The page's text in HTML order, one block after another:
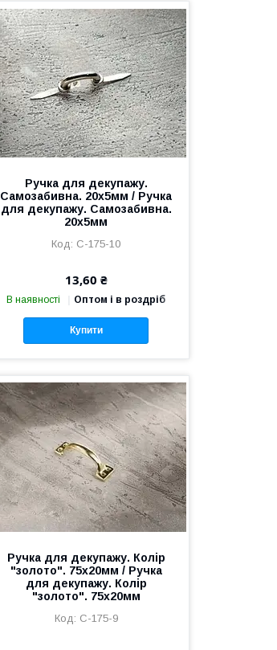
Ручка для декупажу.
Самозабивна. 20х5мм / Ручка
для декупажу. Самозабивна.
20х5мм
C-175-10
13,60 ₴
В наявності Оптом і в роздріб
Купити
Ручка для декупажу. Колір
"золото". 75х20мм / Ручка
для декупажу. Колір
"золото". 75х20мм
C-175-9